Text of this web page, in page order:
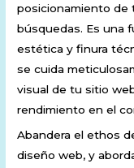
posicionamiento de
búsquedas. Es una
estética y finura
se cuida
visual de tu sitio
rendimiento en el
Abandera el ethos
diseño web, y